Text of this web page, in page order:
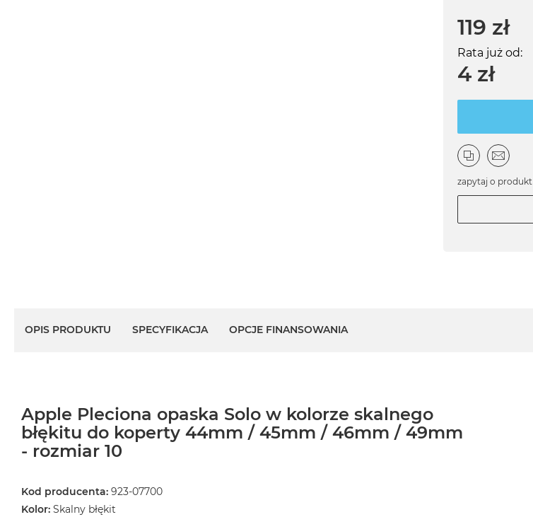
119 zł
Rata już od:
4 zł
zapytaj o produkt
OPIS PRODUKTU SPECYFIKACJA OPCJE FINANSOWANIA
Apple Pleciona opaska Solo w kolorze skalnego
błękitu do koperty 44mm / 45mm / 46mm / 49mm
- rozmiar 10
Kod producenta: 923-07700
Kolor: Skalny błękit